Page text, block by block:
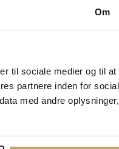
Om
til sociale medier og til at
partnere inden for
med andre
Sikker Og